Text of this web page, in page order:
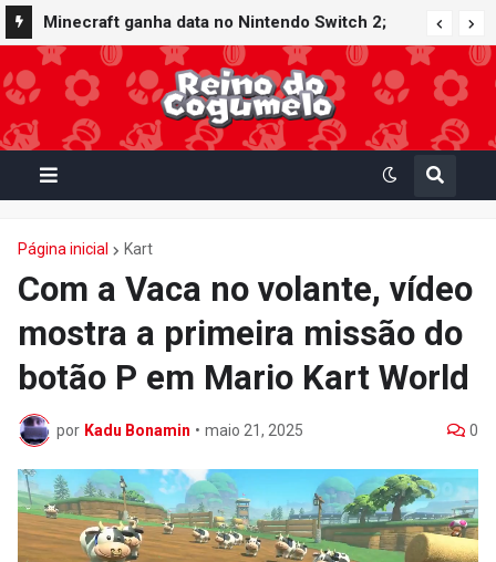
Minecraft ganha data no Nintendo Switch 2;
Super Mario Mash-Up receberá atualização
gráfica exclusiva
Página inicial Kart
Com a Vaca no volante, vídeo
mostra a primeira missão do
botão P em Mario Kart World
por Kadu Bonamin • maio 21, 2025 0